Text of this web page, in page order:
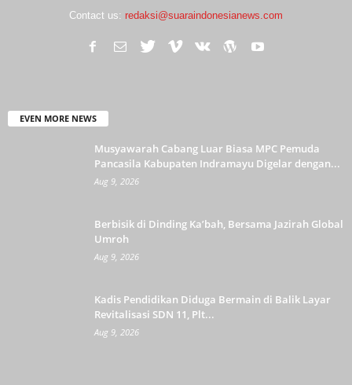
Contact us: redaksi@suaraindonesianews.com
EVEN MORE NEWS
Musyawarah Cabang Luar Biasa MPC Pemuda
Pancasila Kabupaten Indramayu Digelar dengan...
Aug 9, 2026
Berbisik di Dinding Ka’bah, Bersama Jazirah Global
Umroh
Aug 9, 2026
Kadis Pendidikan Diduga Bermain di Balik Layar
Revitalisasi SDN 11, Plt...
Aug 9, 2026